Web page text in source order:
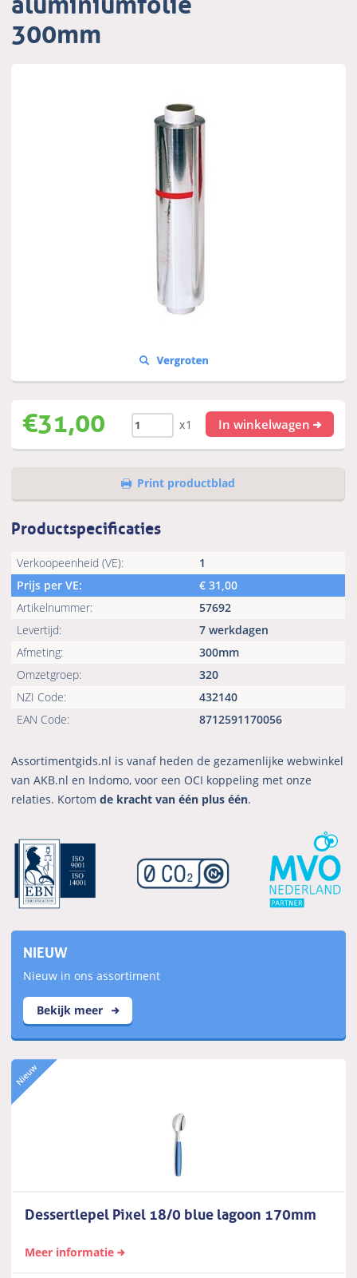
300mm
€31,00 x1 In winkelwagen
Print productblad
Productspecificaties
Verkoopeenheid (VE):
1
Prijs per VE:
€31,00
Artikelnummer:
57692
Levertijd:
7 werkdagen
Afmeting:
300mm
Omzetgroep:
320
NZI Code:
432140
EAN Code:
8712591170056
Assortimentgids.nl is vanaf heden de gezamenlijke webwinkel
van AKB.nl en Indomo, voor een OCI koppeling met onze
relaties. Kortomde kracht van één plus één.
NIEUW
Nieuw in ons assortiment
Bekijk meer
Dessertlepel Pixel 18/0 blue lagoon 170mm
Meer informatie